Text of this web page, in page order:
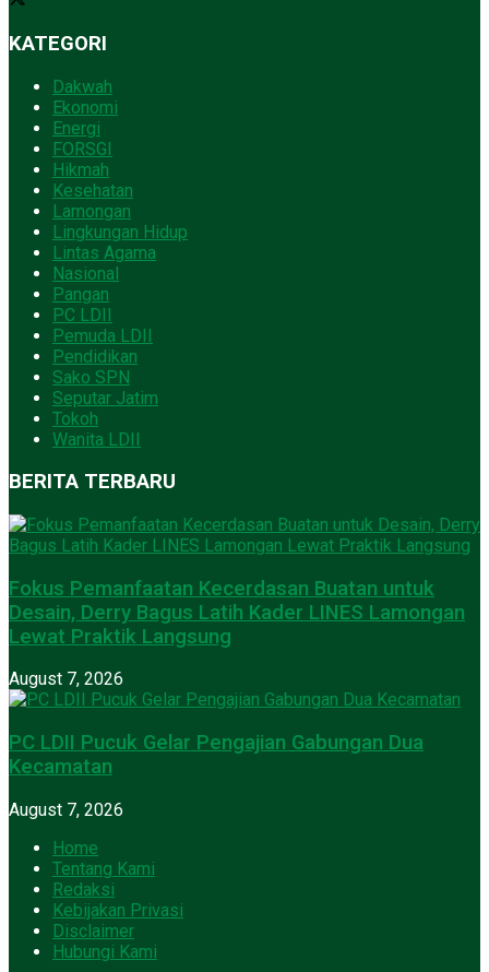
KATEGORI
Dakwah
Ekonomi
Energi
FORSGI
Hikmah
Kesehatan
Lamongan
Lingkungan Hidup
Lintas Agama
Nasional
Pangan
PC LDII
Pemuda LDII
Pendidikan
Sako SPN
Seputar Jatim
Tokoh
Wanita LDII
BERITA TERBARU
Fokus Pemanfaatan Kecerdasan Buatan untuk
Desain, Derry Bagus Latih Kader LINES Lamongan
Lewat Praktik Langsung
August 7, 2026
PC LDII Pucuk Gelar Pengajian Gabungan Dua
Kecamatan
August 7, 2026
Home
Tentang Kami
Redaksi
Kebijakan Privasi
Disclaimer
Hubungi Kami